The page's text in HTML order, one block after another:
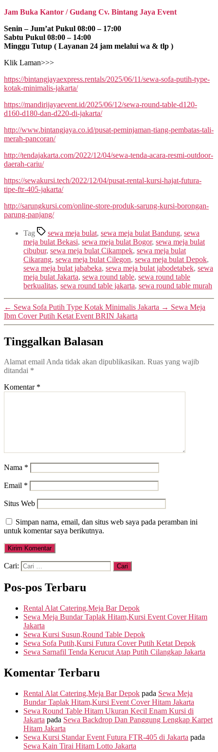
Jam Buka Kantor / Gudang Cv. Bintang Jaya Event
Senin – Jum’at Pukul 08:00 – 17:00
Sabtu Pukul 08:00 – 14:00
Minggu Tutup ( Layanan 24 jam melalui wa & tlp )
Klik Laman>>>
https://bintangjayaexpress.rentals/2025/06/11/sewa-sofa-putih-type-
kotak-minimalis-jakarta/
https://mandirijayaevent.id/2025/06/12/sewa-round-table-d120-
d160-d180-dan-d220-di-jakarta/
http://www.bintangjaya.co.id/pusat-peminjaman-tiang-pembatas-tali-
merah-pancoran/
http://tendajakarta.com/2022/12/04/sewa-tenda-acara-resmi-outdoor-
daerah-cariu/
https://sewakursi.tech/2022/12/04/pusat-rental-kursi-hajat-futura-
tipe-ftr-405-jakarta/
http://sarungkursi.com/online-store-produk-sarung-kursi-borongan-
parung-panjang/
Tag sewa meja bulat, sewa meja bulat Bandung, sewa
meja bulat Bekasi, sewa meja bulat Bogor, sewa meja bulat
cibubur, sewa meja bulat Cikampek, sewa meja bulat
Cikarang, sewa meja bulat Cilegon, sewa meja bulat Depok,
sewa meja bulat jababeka, sewa meja bulat jabodetabek, sewa
meja bulat Jakarta, sewa round table, sewa round table
berkualitas, sewa round table jakarta, sewa round table murah
← Sewa Sofa Putih Type Kotak Minimalis Jakarta → Sewa Meja
Ibm Cover Putih Ketat Event BRIN Jakarta
Tinggalkan Balasan
Alamat email Anda tidak akan dipublikasikan. Ruas yang wajib
ditandai *
Komentar *
Nama *
Email *
Situs Web
Simpan nama, email, dan situs web saya pada peramban ini
untuk komentar saya berikutnya.
Cari:
Pos-pos Terbaru
Rental Alat Catering,Meja Bar Depok
Sewa Meja Bundar Taplak Hitam,Kursi Event Cover Hitam
Jakarta
Sewa Kursi Susun,Round Table Depok
Sewa Sofa Putih,Kursi Futura Cover Putih Ketat Depok
Sewa Sarnafil Tenda Kerucut Atap Putih Cilangkap Jakarta
Komentar Terbaru
Rental Alat Catering,Meja Bar Depok pada Sewa Meja
Bundar Taplak Hitam,Kursi Event Cover Hitam Jakarta
Sewa Round Table Hitam Ukuran Kecil Enam Kursi di
Jakarta pada Sewa Backdrop Dan Panggung Lengkap Karpet
Hitam Jakarta
Sewa Kursi Standar Event Futura FTR-405 di Jakarta pada
Sewa Kain Tirai Hitam Lotto Jakarta